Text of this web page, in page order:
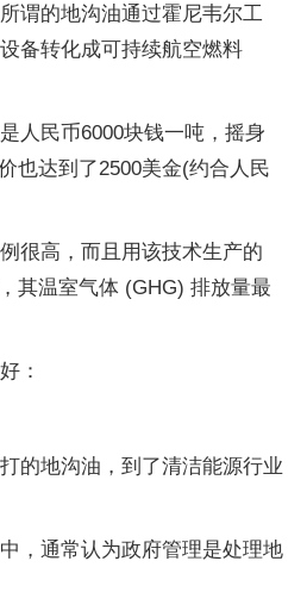
谓的地沟油通过霍尼韦尔工
备转化成可持续航空燃料
人民币6000块钱一吨，摇身
也达到了2500美金(约合人民
很高，而且用该技术生产的
其温室气体 (GHG) 排放量最
：
的地沟油，到了清洁能源行业
，通常认为政府管理是处理地